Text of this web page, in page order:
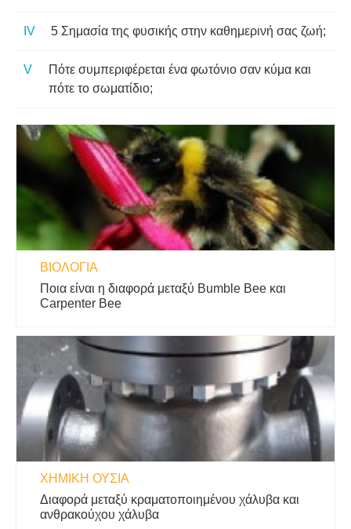
5 Σημασία της φυσικής στην καθημερινή σας ζωή;
Πότε συμπεριφέρεται ένα φωτόνιο σαν κύμα και
πότε το σωματίδιο;
ΒΙΟΛΟΓΊΑ
Ποια είναι η διαφορά μεταξύ Bumble Bee και
Carpenter Bee
ΧΗΜΙΚΉ ΟΥΣΊΑ
Διαφορά μεταξύ κραματοποιημένου χάλυβα και
ανθρακούχου χάλυβα